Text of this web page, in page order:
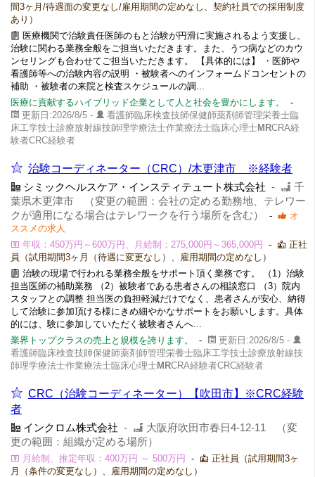
間3ヶ月/待遇面の変更なし/雇用期間の定めなし、契約社員での採用制度
あり）
医療機関で治験責任医師のもと治験が円滑に実施されるよう支援し、
治験に関わる業務全般をご担当いただきます。また、うつ病などのカウ
ンセリングも合わせてご担当いただきます。 【具体的には】 ・医師や
看護師等への治験内容の説明 ・被験者へのインフォームドコンセントの
補助 ・被験者の来院と検査スケジュールの調...
医療に貢献するハイブリッド企業として人と社会を豊かにします。
-
更新日:2026/8/5 -
看護師臨床検査技師保健師薬剤師管理栄養士臨
床工学技士診療放射線技師理学療法士作業療法士臨床心理士MRCRA経
験者CRC経験者
治験コーディネーター（CRC）/木更津市 ※経験者
シミックヘルスケア・インスティテュート株式会社 -
千
葉県木更津市 （変更の範囲：会社の定める勤務地、テレワー
クが適用になる場合はテレワークを行う場所を含む）
-
オ
ススメの求人
年収：450万円～600万円、月給制：275,000円～365,000円
-
正社
員（試用期間3ヶ月（待遇に変更なし）、雇用期間の定めなし）
治験の現場で行われる業務全般をサポート頂く業務です。 （1）治験
担当医師の補助業務 （2）被験者である患者さんの相談窓口 （3）院内
スタッフとの調整 担当医の負担軽減だけでなく、患者さんが安心、納得
して治験に参加頂ける様にきめ細やかなサポートをお願いします。具体
的には、験に参加していただく被験者さんへ...
業界トップクラスの売上と規模を誇ります。
-
更新日:2026/8/5 -
看護師臨床検査技師保健師薬剤師管理栄養士臨床工学技士診療放射線技
師理学療法士作業療法士臨床心理士MRCRA経験者CRC経験者
CRC（治験コーディネーター）【吹田市】※CRC経験
者
インクロム株式会社 -
大阪府吹田市春日4-12-11 （変
更の範囲：組織が定める場所）
月給制、推定年収：400万円 ～ 500万円 -
正社員（試用期間3ヶ
月（条件の変更なし）、雇用期間の定めなし）